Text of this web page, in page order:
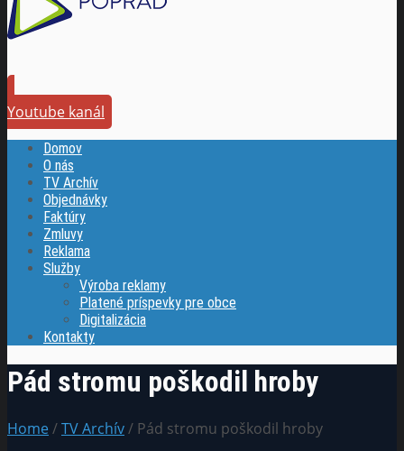
Youtube kanál
Domov
O nás
TV Archív
Objednávky
Faktúry
Zmluvy
Reklama
Služby
Výroba reklamy
Platené príspevky pre obce
Digitalizácia
Kontakty
Pád stromu poškodil hroby
Home/TV Archív/ Pád stromu poškodil hroby